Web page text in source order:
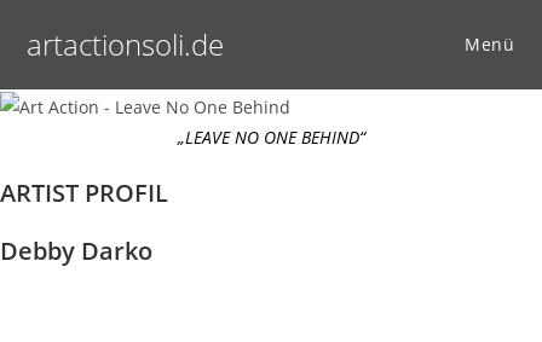
Inhaltartactionsoli.de Menü
„LEAVE NO ONE BEHIND“
ARTIST PROFIL
Debby Darko